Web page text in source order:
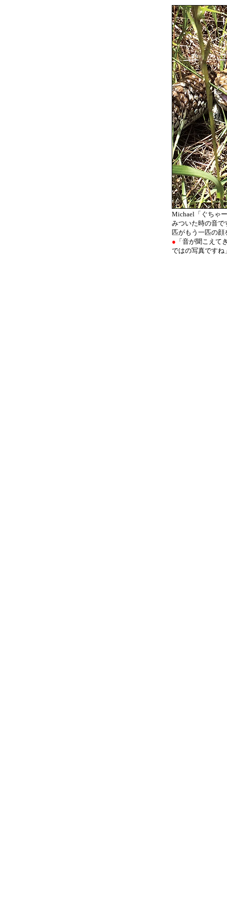
Michael「ぐちゃ
みついた時の音で
匹がもう一匹の
● 「音が聞こえて
ではの写真ですね